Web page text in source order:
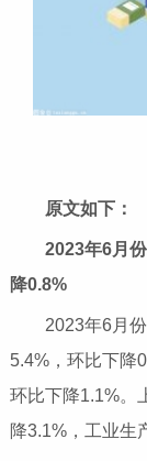
原文如下：
2023年6月
降0.8%
2023年6月
5.4%，环比下降
环比下降1.1%。
降3.1%，工业生